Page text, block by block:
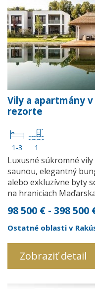
Vily a apartmány
rezorte
1-3 1
Luxusné súkromné
saunou, elegantný
alebo exkluzívne byty
na hraniciach
98 500 € - 398 500
Ostatné oblasti v
Zobraziť detail